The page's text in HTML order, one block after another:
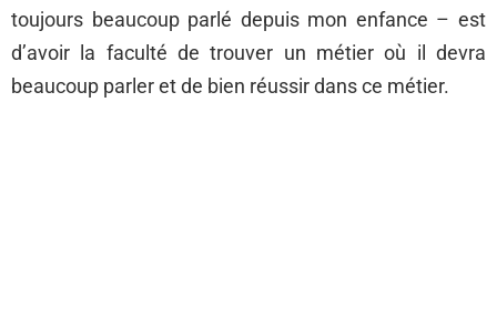
toujours beaucoup parlé depuis mon enfance – est
d’avoir la faculté de trouver un métier où il devra
beaucoup parler et de bien réussir dans ce métier.